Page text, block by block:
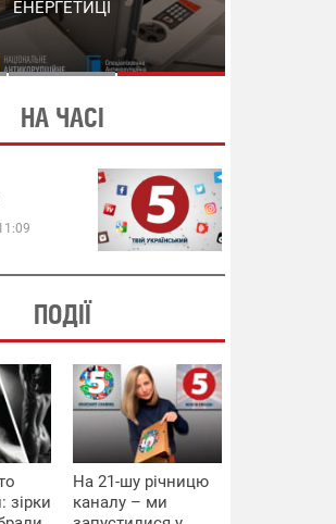
В ЕНЕРГЕТИЦІ
ЕНЕРГЕТИЦІ
НА ЧАСІ
ПОДІЇ
зірки
На 21-шу річницю
каналу – ми